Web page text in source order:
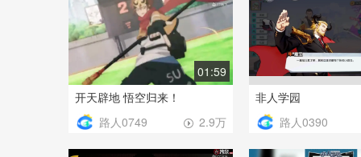
01:59
开天辟地 悟空归来！
2.9万
路人0749
非人学园
路人0390